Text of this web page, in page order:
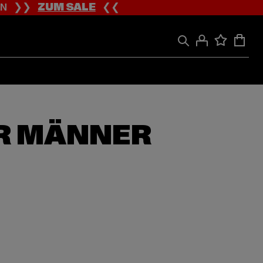
❯❯ZUM SALE❮❮
MÄNNER